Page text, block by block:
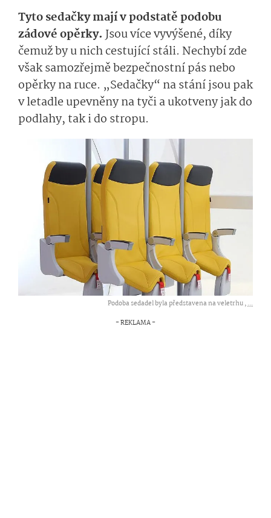
Tyto sedačky mají v podstatě podobu
zádové opěrky.Jsou více vyvýšené, díky
čemuž by u nich cestující stáli. Nechybí zde
však samozřejmě bezpečnostní pás nebo
opěrky na ruce. „Sedačky“ na stání jsou pak
v letadle upevněny na tyči a ukotveny jak do
podlahy, tak i do stropu.
Podoba sedadel byla představena na veletrhu ,...